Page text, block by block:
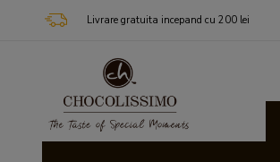
Livrare gratuita incepand cu 200 lei